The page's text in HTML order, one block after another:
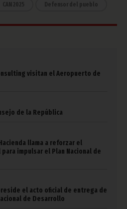
CAN 2025 Defensor del pueblo
visitan el Aeropuerto de
de la República
llama a reforzar el
impulsar el Plan Nacional de
el acto oficial de entrega de
de Desarrollo